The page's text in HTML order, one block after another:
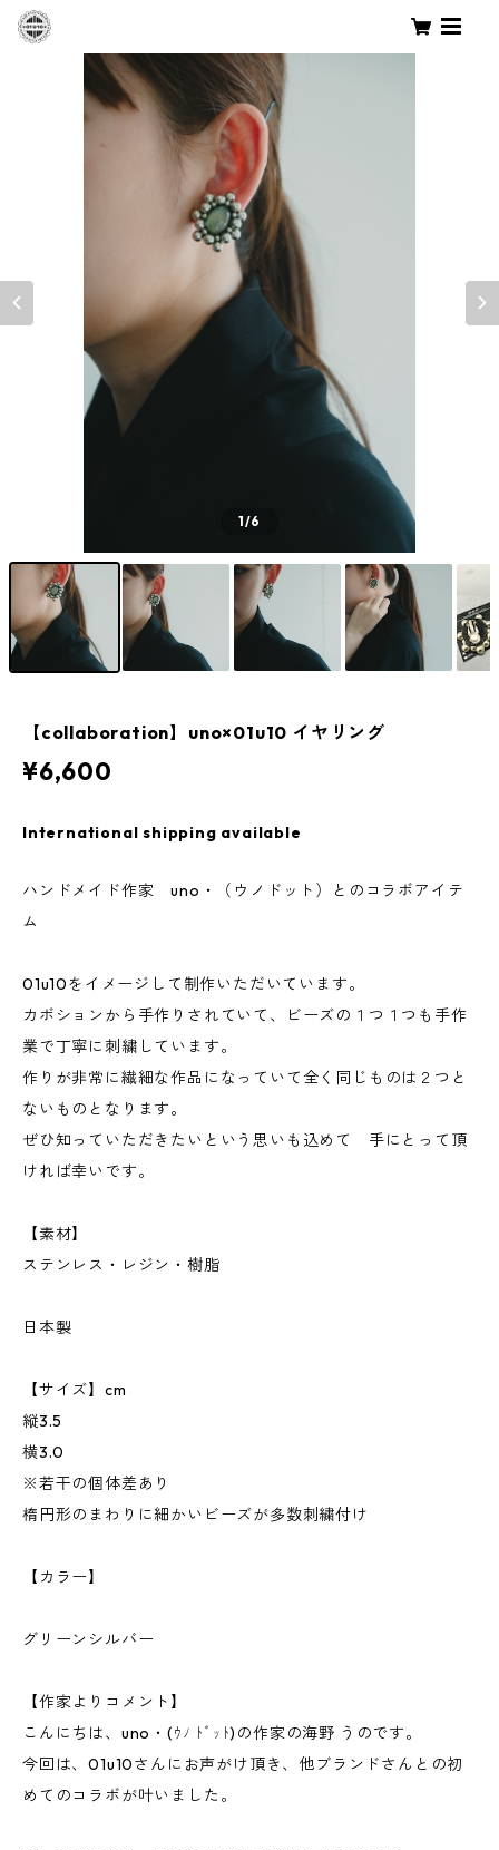
1/6
【collaboration】uno×01u10 イヤリング
¥6,600
International shipping available
ハンドメイド作家 uno・（ウノドット）とのコラボアイテ
ム
01u10をイメージして制作いただいています。
カボションから手作りされていて、ビーズの１つ１つも手作
業で丁寧に刺繍しています。
作りが非常に繊細な作品になっていて全く同じものは２つと
ないものとなります。
ぜひ知っていただきたいという思いも込めて 手にとって頂
ければ幸いです。
【素材】
ステンレス・レジン・樹脂
日本製
【サイズ】cm
縦3.5
横3.0
※若干の個体差あり
楕円形のまわりに細かいビーズが多数刺繍付け
【カラー】
グリーンシルバー
【作家よりコメント】
こんにちは、uno・(ｳﾉ ﾄﾞｯﾄ)の作家の海野 うのです。
今回は、01u10さんにお声がけ頂き、他ブランドさんとの初
めてのコラボが叶いました。